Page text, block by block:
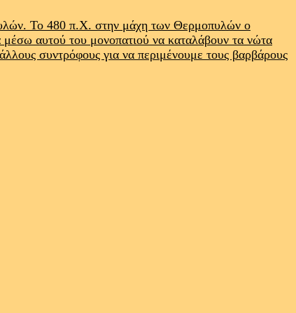
Το 480 π.Χ. στην μάχη των Θερμοπυλών ο
αυτού του μονοπατιού να καταλάβουν τα νώτα
συντρόφους για να περιμένουμε τους βαρβάρους